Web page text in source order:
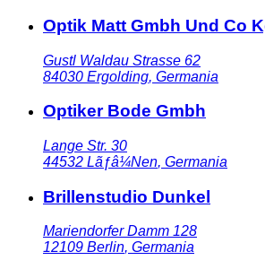
Optik Matt Gmbh Und Co
Gustl Waldau Strasse 62
84030 Ergolding, Germania
Optiker Bode Gmbh
Lange Str. 30
44532 Lãƒâ¼Nen, Germania
Brillenstudio Dunkel
Mariendorfer Damm 128
12109 Berlin, Germania